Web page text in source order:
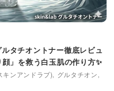
タチオントナー徹底レビュ
」を救う白玉肌の作り方✨
ンアンドラブ), グルタチオン,